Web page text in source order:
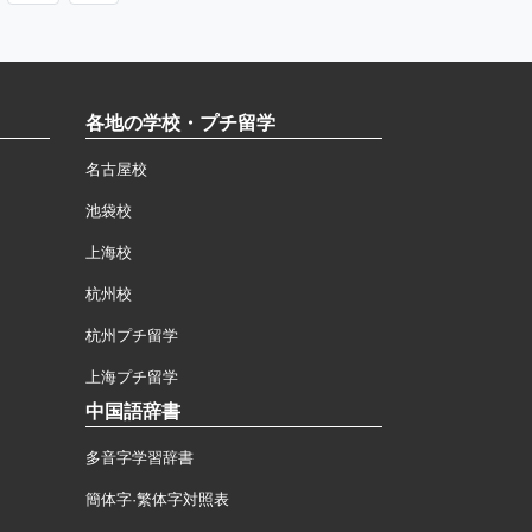
各地の学校・プチ留学
名古屋校
池袋校
上海校
杭州校
杭州プチ留学
上海プチ留学
中国語辞書
多音字学習辞書
簡体字·繁体字対照表